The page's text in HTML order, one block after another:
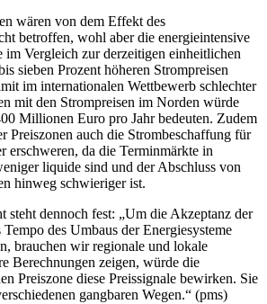
wären von dem Effekt des
betroffen, wohl aber die energieintensive
im Vergleich zur derzeitigen einheitlichen
sieben Prozent höheren Strompreisen
im internationalen Wettbewerb schlechter
mit den Strompreisen im Norden würde
Millionen Euro pro Jahr bedeuten. Zudem
Preiszonen auch die Strombeschaffung für
erschweren, da die Terminmärkte in
liquide sind und der Abschluss von
hinweg schwieriger ist.
steht dennoch fest: „Um die Akzeptanz der
des Umbaus der Energiesysteme
brauchen wir regionale und lokale
Berechnungen zeigen, würde die
Preiszone diese Preissignale bewirken. Sie
gangbaren Wegen.“ (pms)